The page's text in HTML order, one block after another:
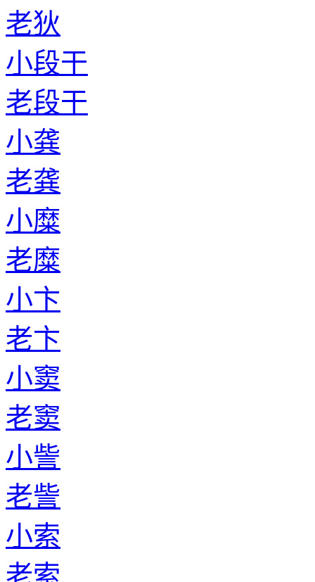
老狄
小段干
老段干
小龚
老龚
小糜
老糜
小卞
老卞
小窦
老窦
小訾
老訾
小索
老索